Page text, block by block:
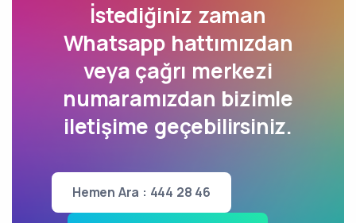
İstediğiniz zaman
Whatsapp hattımızdan
veya çağrı merkezi
numaramızdan bizimle
iletişime geçebilirsiniz.
Hemen Ara : 444 28 46